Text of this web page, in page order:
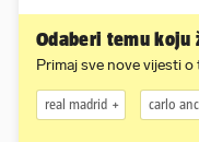
Odaberi temu
Primaj sve nove vijesti
real madrid carlo